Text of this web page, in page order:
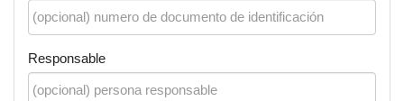
Responsable